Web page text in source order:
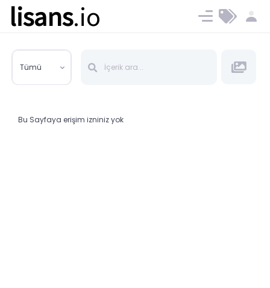
lisans.io Ücret ve Planlar
Tümü
Bu Sayfaya erişim izniniz yok